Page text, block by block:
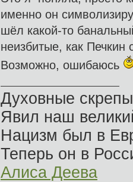
именно он
шёл какой-то
неизбитые, как Печкин
Возможно, ошибаюсь
Духовные
Явил наш
Нацизм был в
Теперь он в
Алиса Деева